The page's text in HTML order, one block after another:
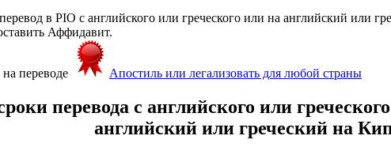
в PIO с английского или греческого или на английский или
Аффидавит.
переводе Апостиль или легализовать для любой страны
перевода с английского или
английский или греческий на